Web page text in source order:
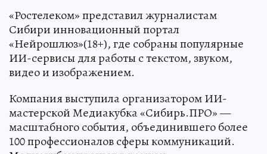
«Ростелеком» представил журналистам
Сибири инновационный портал
«Нейрошлюз»(18+), где собраны популярные
ИИ-сервисы для работы с текстом, звуком,
видео и изображением.
Компания выступила организатором ИИ-
мастерской Медиакубка «Сибирь.ПРО» —
масштабного события, объединившего более
100 профессионалов сферы коммуникаций.